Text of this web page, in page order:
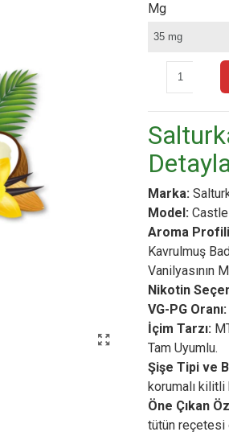
Mg
Marka:
Model:
Aroma
Kavrulmuş
Vanilyasının
Nikotin
VG-PG Oranı:
İçim Tarzı:
Tam Uyumlu.
Şişe Tipi ve
korumalı kilitli
Öne Çıkan
tütün reçetesi